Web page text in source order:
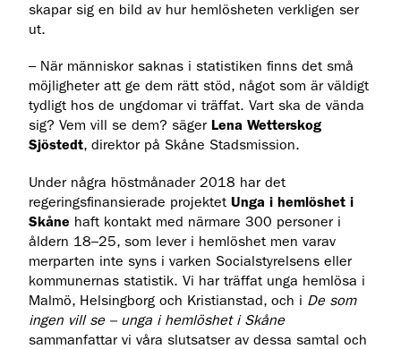
skapar sig en bild av hur hemlösheten verkligen ser
ut.
– När människor saknas i statistiken finns det små
möjligheter att ge dem rätt stöd, något som är väldigt
tydligt hos de ungdomar vi träffat. Vart ska de vända
sig? Vem vill se dem? sägerLena Wetterskog
Sjöstedt, direktor på Skåne Stadsmission.
Under några höstmånader 2018 har det
regeringsfinansierade projektet Unga i hemlöshet i
Skåne haft kontakt med närmare 300 personer i
åldern 18–25, som lever i hemlöshet men varav
merparten inte syns i varken Socialstyrelsens eller
kommunernas statistik. Vi har träffat unga hemlösa i
Malmö, Helsingborg och Kristianstad, och i De som
ingen vill se – unga i hemlöshet i Skåne
sammanfattar vi våra slutsatser av dessa samtal och